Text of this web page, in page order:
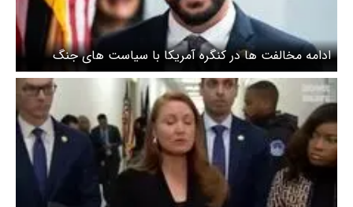
ادامه مخالفت ها در کنگره آمریکا با سیاست های جنگ
طلبانه ترامپ علیه ایران